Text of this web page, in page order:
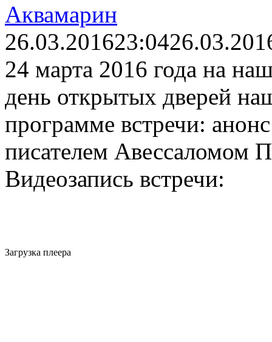
Аквамарин
26.03.201623:04
24 марта 2016 года на
день открытых дверей
программе встречи:
писателем Авессаломом
Видеозапись встречи:
Загрузка плеера